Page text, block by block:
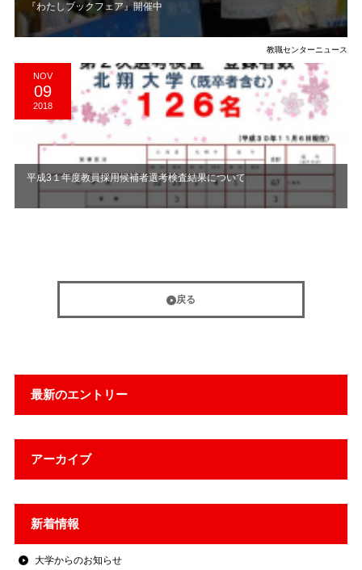
最新のエントリー
アーカイブ
新着情報
大学からのお知らせ
『わたしブックフェア』開催中
教職センターニュース
NOV
09
2018
平成3１年度教員採用候補者選考検査結果について
戻る